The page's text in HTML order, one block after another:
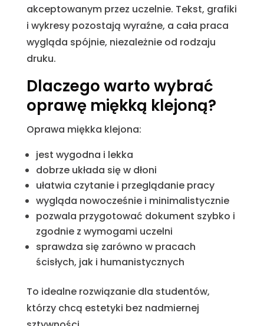
akceptowanym przez uczelnie. Tekst, grafiki
i wykresy pozostają wyraźne, a cała praca
wygląda spójnie, niezależnie od rodzaju
druku.
Dlaczego warto wybrać
oprawę miękką klejoną?
Oprawa miękka klejona:
jest wygodna i lekka
dobrze układa się w dłoni
ułatwia czytanie i przeglądanie pracy
wygląda nowocześnie i minimalistycznie
pozwala przygotować dokument szybko i
zgodnie z wymogami uczelni
sprawdza się zarówno w pracach
ścisłych, jak i humanistycznych
To idealne rozwiązanie dla studentów,
którzy chcą estetyki bez nadmiernej